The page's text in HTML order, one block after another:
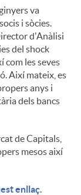
va
i sòcies.
d'Anàlisi
del shock
com les seves
Així mateix, es
anys i
dels bancs
de Capitals,
mesos així
enllaç.